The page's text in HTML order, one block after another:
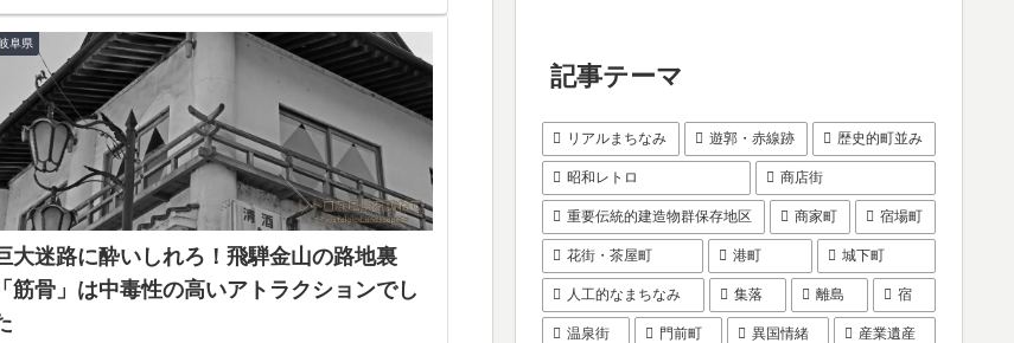
阜県
大迷路に酔いしれろ！飛騨金山の路地裏
「筋骨」は中毒性の高いアトラクションでし
記事テーマ
リアルまちなみ 遊郭・赤線跡 歴史的町並み
昭和レトロ 商店街
重要伝統的建造物群保存地区 商家町 宿場町
花街・茶屋町 港町 城下町
人工的なまちなみ 集落 離島 宿
温泉街 門前町 異国情緒 産業遺産